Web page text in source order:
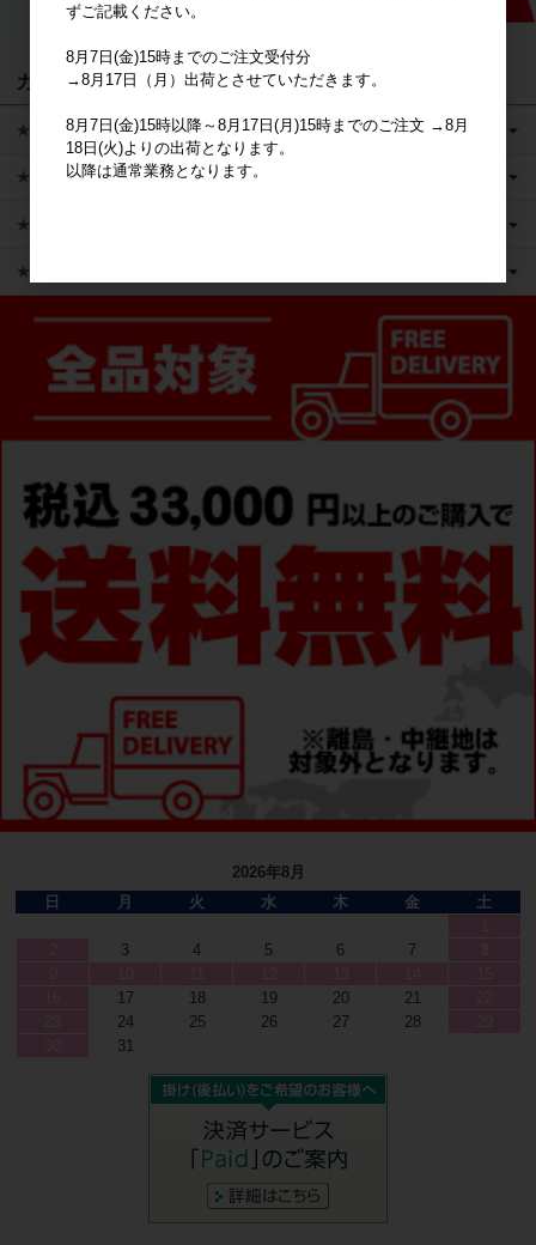
カテゴリ
★キャラクターグッズ
★新商品
★かえるのピクルス ライセンス商品
★ピックアップ
2026年8月
日
月 火 水 木 金
土
3 4 5 6 7
17 18 19 20 21
24 25 26 27 28
31
ずご記載ください。
8月7日(金)15時までのご注文受付分
→8月17日（月）出荷とさせていただきます。
8月7日(金)15時以降～8月17日(月)15時までのご注文 →8月
18日(火)よりの出荷となります。
以降は通常業務となります。